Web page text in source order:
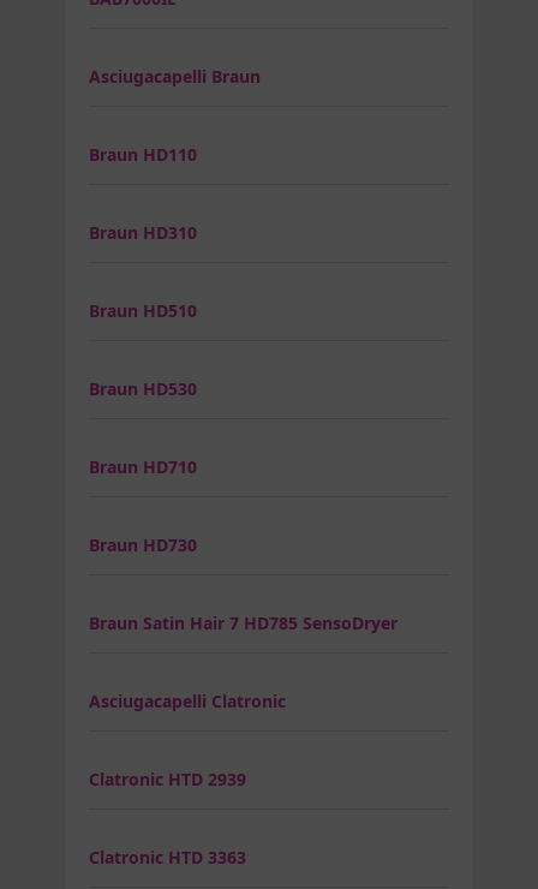
Asciugacapelli Braun
Braun HD110
Braun HD310
Braun HD510
Braun HD530
Braun HD710
Braun HD730
Braun Satin Hair 7 HD785 SensoDryer
Asciugacapelli Clatronic
Clatronic HTD 2939
Clatronic HTD 3363